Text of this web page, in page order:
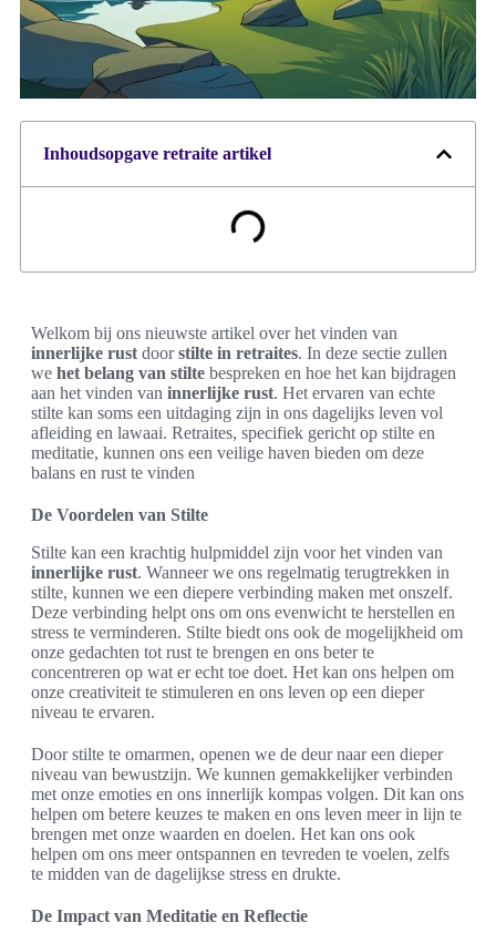
Inhoudsopgave retraite artikel
Welkom bij ons nieuwste artikel over het vinden van
innerlijke rust doorstilte in retraites. In deze sectie zullen
we het belang van stilte bespreken en hoe het kan bijdragen
aan het vinden van innerlijke rust. Het ervaren van echte
stilte kan soms een uitdaging zijn in ons dagelijks leven vol
afleiding en lawaai. Retraites, specifiek gericht op stilte en
meditatie, kunnen ons een veilige haven bieden om deze
balans en rust te vinden
De Voordelen van Stilte
Stilte kan een krachtig hulpmiddel zijn voor het vinden van
innerlijke rust. Wanneer we ons regelmatig terugtrekken in
stilte, kunnen we een diepere verbinding maken met onszelf.
Deze verbinding helpt ons om ons evenwicht te herstellen en
stress te verminderen. Stilte biedt ons ook de mogelijkheid om
onze gedachten tot rust te brengen en ons beter te
concentreren op wat er echt toe doet. Het kan ons helpen om
onze creativiteit te stimuleren en ons leven op een dieper
niveau te ervaren.
Door stilte te omarmen, openen we de deur naar een dieper
niveau van bewustzijn. We kunnen gemakkelijker verbinden
met onze emoties en ons innerlijk kompas volgen. Dit kan ons
helpen om betere keuzes te maken en ons leven meer in lijn te
brengen met onze waarden en doelen. Het kan ons ook
helpen om ons meer ontspannen en tevreden te voelen, zelfs
te midden van de dagelijkse stress en drukte.
De Impact van Meditatie en Reflectie